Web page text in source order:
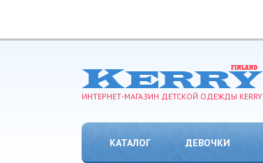
ИНТЕРНЕТ-МАГАЗИН ДЕТСКОЙ ОДЕЖДЫ KERRY
КАТАЛОГ ДЕВОЧКИ